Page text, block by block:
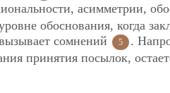
асимметрии,
обоснования, когда
сомнений
5
.
принятия посылок,